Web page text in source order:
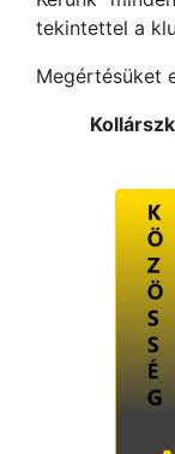
tekintettel a
Megértésüket